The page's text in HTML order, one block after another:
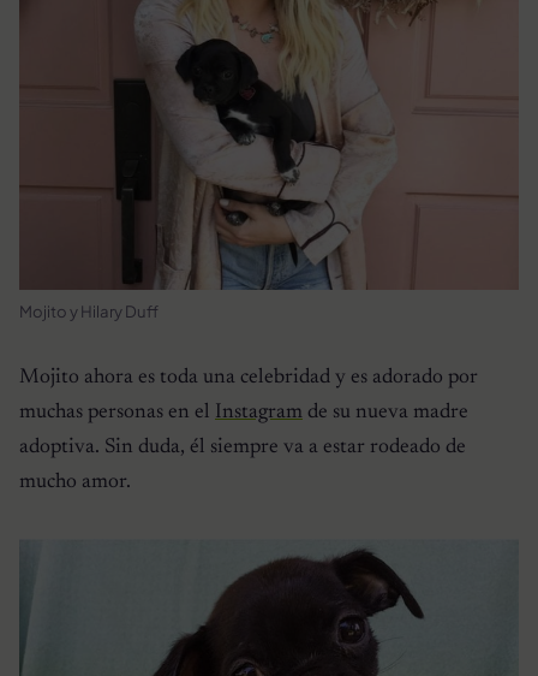
Mojito y Hilary Duff
Mojito ahora es toda una celebridad y es adorado por
muchas personas en el Instagram de su nueva madre
adoptiva. Sin duda, él siempre va a estar rodeado de
mucho amor.